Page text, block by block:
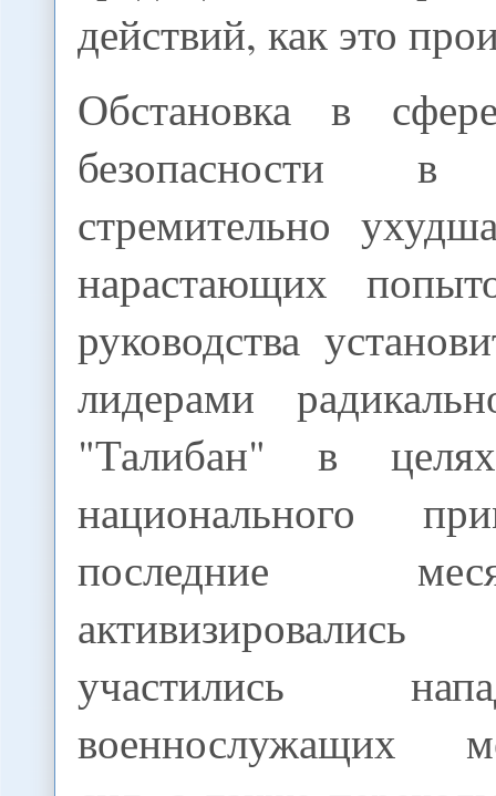
действий, как это
Обстановка в
безопасности в
стремительно
нарастающих
руководства
лидерами
"Талибан" в
национального
последние
участились
военнослужащих